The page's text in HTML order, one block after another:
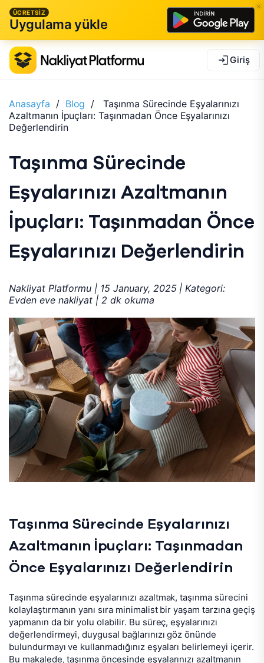
ÜCRETSİZ
Uygulama yükle
Giriş
Anasayfa / Blog /
Taşınma Sürecinde Eşyalarınızı
Azaltmanın İpuçları: Taşınmadan Önce Eşyalarınızı
Değerlendirin
Taşınma Sürecinde
Eşyalarınızı Azaltmanın
İpuçları: Taşınmadan Önce
Eşyalarınızı Değerlendirin
Nakliyat Platformu | 15 January, 2025 | Kategori:
Evden eve nakliyat | 2 dk okuma
Taşınma Sürecinde Eşyalarınızı
Azaltmanın İpuçları: Taşınmadan
Önce Eşyalarınızı Değerlendirin
Taşınma sürecinde eşyalarınızı azaltmak, taşınma sürecini
kolaylaştırmanın yanı sıra minimalist bir yaşam tarzına geçiş
yapmanın da bir yolu olabilir. Bu süreç, eşyalarınızı
değerlendirmeyi, duygusal bağlarınızı göz önünde
bulundurmayı ve kullanmadığınız eşyaları belirlemeyi içerir.
Bu makalede, taşınma öncesinde eşyalarınızı azaltmanın